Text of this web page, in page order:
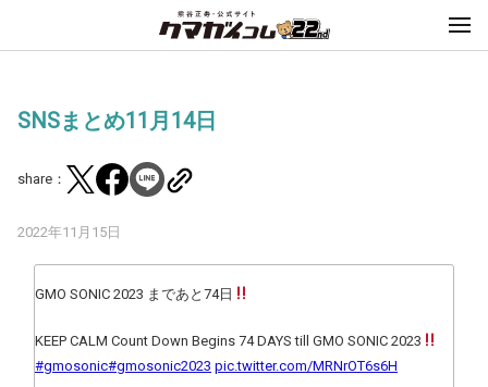
SNSまとめ11月14日
share：
2022年11月15日
GMO SONIC 2023 まであと74日
KEEP CALM Count Down Begins 74 DAYS till GMO SONIC 2023
#gmosonic#gmosonic2023 pic.twitter.com/MRNrOT6s6H